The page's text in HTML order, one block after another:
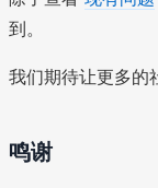
到。
我们期待让更多的
鸣谢